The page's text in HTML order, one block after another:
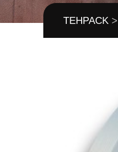
TEHPACK >